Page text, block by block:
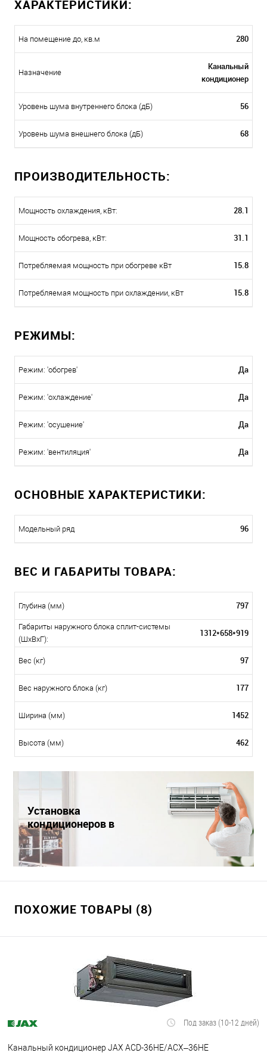
ХАРАКТЕРИСТИКИ:
На помещение до, кв.м 280
Назначение
Канальный
кондиционер
Уровень шума внутреннего блока (дБ) 56
Уровень шума внешнего блока (дБ) 68
ПРОИЗВОДИТЕЛЬНОСТЬ:
Мощность охлаждения, кВт: 28.1
Мощность обогрева, кВт: 31.1
Потребляемая мощность при обогреве кВт 15.8
Потребляемая мощность при охлаждении, кВт 15.8
РЕЖИМЫ:
Режим: 'обогрев' Да
Режим: 'охлаждение' Да
Режим: 'осушение' Да
Режим: 'вентиляция' Да
ОСНОВНЫЕ ХАРАКТЕРИСТИКИ:
Модельный ряд 96
ВЕС И ГАБАРИТЫ ТОВАРА:
Глубина (мм) 797
Габариты наружного блока сплит-системы
(ШxВxГ):
1312*658*919
Вес (кг) 97
Вес наружного блока (кг) 177
Ширина (мм) 1452
Высота (мм) 462
Установка
кондиционеров в
Краснодаре
ПОХОЖИЕ ТОВАРЫ (8)
Под заказ (10-12 дней)
Канальный кондиционер JAX ACD-36HE/ACX–36HE